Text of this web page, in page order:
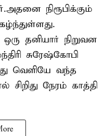
நிரூபிக்கும்
தனியார் நிறுவன
சுரேஷ்கோபி
வெளியே வந்த
நேரம் காத்தி